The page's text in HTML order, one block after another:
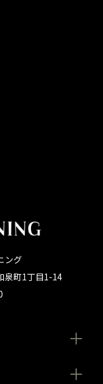
ング
泉町1丁目1-14